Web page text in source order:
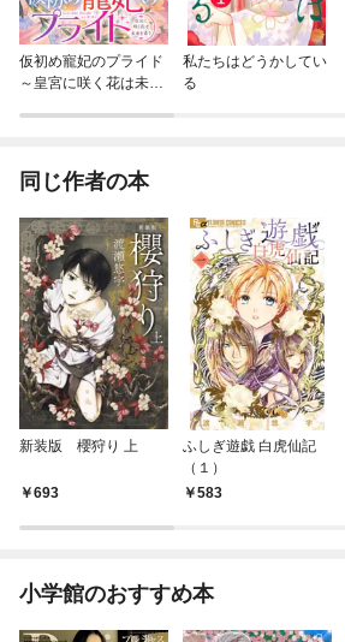
仮初め寵妃のプライド
～皇宮に咲く花は未来
私たちはどうかしてい
る
同じ作者の本
新装版 櫻狩り 上
693
ふしぎ遊戯 白虎仙記
（１）
583
小学館のおすすめ本